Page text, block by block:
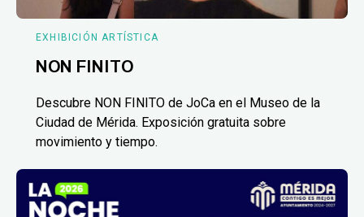
EXHIBICIÓN ARTÍSTICA
NON FINITO
Descubre NON FINITO de JoCa en el Museo de la
Ciudad de Mérida. Exposición gratuita sobre
movimiento y tiempo.